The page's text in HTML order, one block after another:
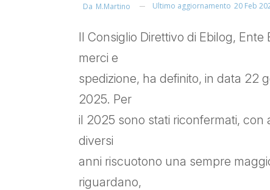
Da M.martino Ultimo aggiornamento 20 Feb
Il Consiglio Direttivo di Ebilog,
merci e
spedizione, ha definito, in data 22
2025. Per
il 2025 sono stati riconfermati,
diversi
anni riscuotono una sempre
riguardano,